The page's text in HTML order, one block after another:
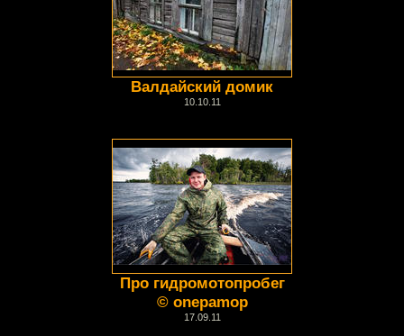
Валдайский домик
10.10.11
Про гидромотопробег
© onepamop
17.09.11